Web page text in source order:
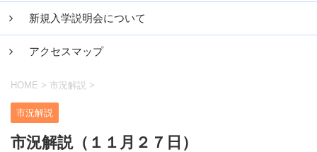
新規入学説明会について
アクセスマップ
HOME > 市況解説 >
市況解説
市況解説（１１月２７日）